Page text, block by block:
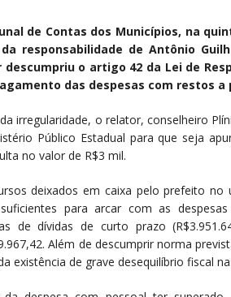
de Contas dos Municípios, na
responsabilidade de Antônio
descumpriu o artigo 42 da Lei de
das despesas com restos a
irregularidade, o relator, conselheiro
Público Estadual para que seja
no valor de R$3 mil.
deixados em caixa pelo prefeito
para arcar com as
de dívidas de curto prazo
Além de descumprir norma
existência de grave desequilíbrio fiscal